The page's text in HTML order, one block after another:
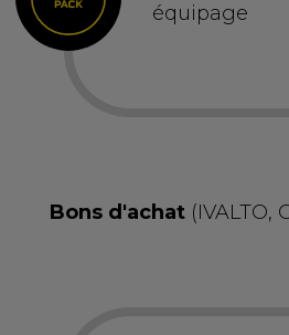
équipage
Bons d'achat (IVALTO,